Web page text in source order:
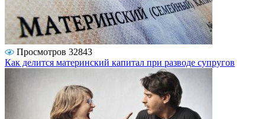
Просмотров 32843
Как делится материнский капитал при разводе супругов